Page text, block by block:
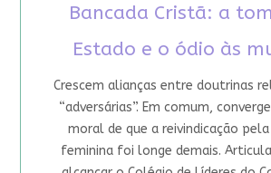
Bancada Cristã: a
Estado e o ódio às
Crescem alianças entre doutrinas
“adversárias”. Em comum,
moral de que a reivindicação
feminina foi longe demais.